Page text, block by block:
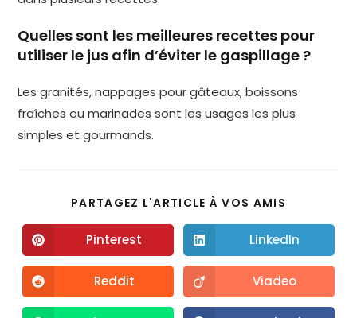
Quelles sont les meilleures recettes pour
utiliser le jus afin d’éviter le gaspillage ?
Les granités, nappages pour gâteaux, boissons
fraîches ou marinades sont les usages les plus
simples et gourmands.
PARTAGEZ L'ARTICLE À VOS AMIS
Pinterest LinkedIn
Reddit Viadeo